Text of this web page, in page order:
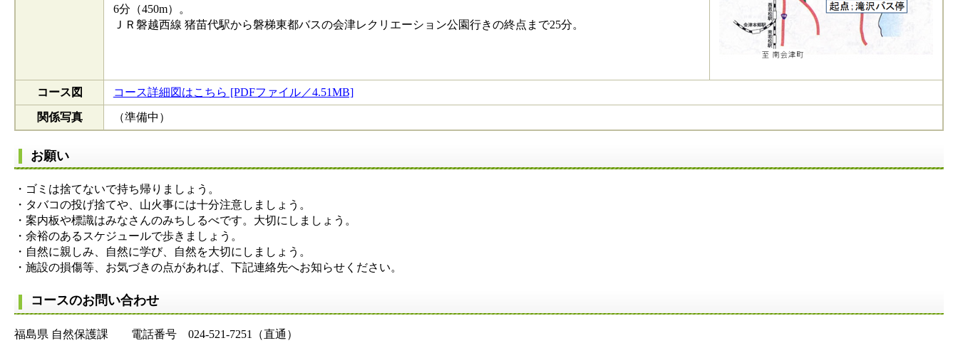
6分（450m）。
ＪＲ磐越西線 猪苗代駅から磐梯東都バスの会津レクリエーション公園行きの終点まで25分。
コース図 コース詳細図はこちら [PDFファイル／4.51MB]
関係写真 （準備中）
お願い
・ゴミは捨てないで持ち帰りましょう。
・タバコの投げ捨てや、山火事には十分注意しましょう。
・案内板や標識はみなさんのみちしるべです。大切にしましょう。
・余裕のあるスケジュールで歩きましょう。
・自然に親しみ、自然に学び、自然を大切にしましょう。
・施設の損傷等、お気づきの点があれば、下記連絡先へお知らせください。
コースのお問い合わせ
福島県 自然保護課 電話番号 024-521-7251（直通）